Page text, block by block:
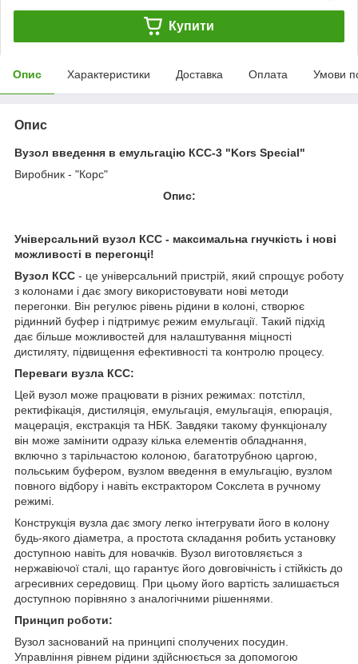
Купити
Опис Характеристики Доставка Оплата Умови
Опис
Вузол введення в емульгацію КСС-3 "Kors Special"
Виробник - "Корс"
Опис:
Універсальний вузол КСС - максимальна гнучкість і нові
можливості в перегонці!
Вузол КСС - це універсальний пристрій, який спрощує роботу
з колонами і дає змогу використовувати нові методи
перегонки. Він регулює рівень рідини в колоні, створює
рідинний буфер і підтримує режим емульгації. Такий підхід
дає більше можливостей для налаштування міцності
дистиляту, підвищення ефективності та контролю процесу.
Переваги вузла КСС:
Цей вузол може працювати в різних режимах: потстілл,
ректифікація, дистиляція, емульгація, емульгація, епюрація,
мацерація, екстракція та НБК. Завдяки такому функціоналу
він може замінити одразу кілька елементів обладнання,
включно з тарільчастою колоною, багатотрубною царгою,
польським буфером, вузлом введення в емульгацію, вузлом
повного відбору і навіть екстрактором Сокслета в ручному
режимі.
Конструкція вузла дає змогу легко інтегрувати його в колону
будь-якого діаметра, а простота складання робить установку
доступною навіть для новачків. Вузол виготовляється з
нержавіючої сталі, що гарантує його довговічність і стійкість до
агресивних середовищ. При цьому його вартість залишається
доступною порівняно з аналогічними рішеннями.
Принцип роботи:
Вузол заснований на принципі сполучених посудин.
Управління рівнем рідини здійснюється за допомогою